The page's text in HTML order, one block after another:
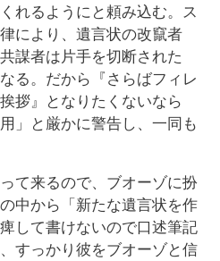
れるようにと頼み込む。ス
により、遺言状の改竄者
謀者は片手を切断された
る。だから『さらばフィレ
拶』となりたくないなら
」と厳かに警告し、一同も
て来るので、ブオーゾに扮
中から「新たな遺言状を作
して書けないので口述筆記
すっかり彼をブオーゾと信